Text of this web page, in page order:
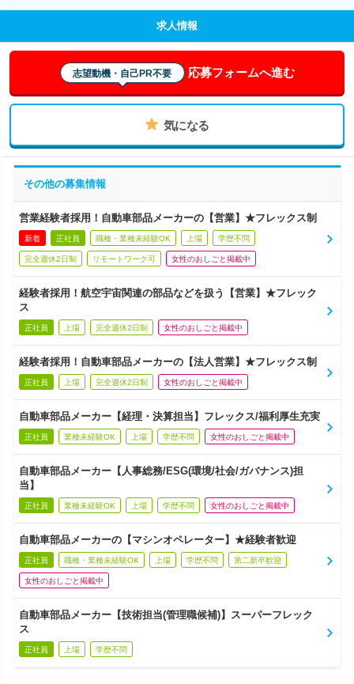
求人情報
志望動機・自己PR不要 応募フォームへ進む
気になる
その他の募集情報
営業経験者採用！自動車部品メーカーの【営業】★フレックス制
新着 正社員 職種・業種未経験OK 上場 学歴不問
完全週休2日制 リモートワーク可 女性のおしごと掲載中
経験者採用！航空宇宙関連の部品などを扱う【営業】★フレック
ス
正社員 上場 完全週休2日制 女性のおしごと掲載中
経験者採用！自動車部品メーカーの【法人営業】★フレックス制
正社員 上場 完全週休2日制 女性のおしごと掲載中
自動車部品メーカー【経理・決算担当】フレックス/福利厚生充実
正社員 業種未経験OK 上場 学歴不問 女性のおしごと掲載中
自動車部品メーカー【人事総務/ESG(環境/社会/ガバナンス)担
当】
正社員 業種未経験OK 上場 学歴不問 女性のおしごと掲載中
自動車部品メーカーの【マシンオペレーター】★経験者歓迎
正社員 職種・業種未経験OK 上場 学歴不問 第二新卒歓迎
女性のおしごと掲載中
自動車部品メーカー【技術担当(管理職候補)】スーパーフレック
ス
正社員 上場 学歴不問